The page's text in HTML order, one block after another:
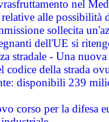
nel
alle possibilità
sollecita
dell'UE si
stradale - Una
codice della strada
disponibili 239
corso per la difesa